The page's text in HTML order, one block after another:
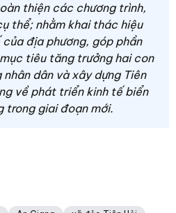
thiện các chương trình,
thể; nhằm khai thác hiệu
địa phương, góp phần
tiêu tăng trưởng hai con
dân và xây dựng Tiên
về phát triển kinh tế biển
trong giai đoạn mới.